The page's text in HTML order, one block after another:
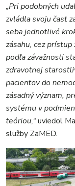
„Pri podobných
zvládla svoju časť
seba jednotlivé
zásahu, cez
podľa závažnosti
zdravotnej
pacientov do
zásadný význam,
systému v
teóriou,“uviedol
služby ZaMED.